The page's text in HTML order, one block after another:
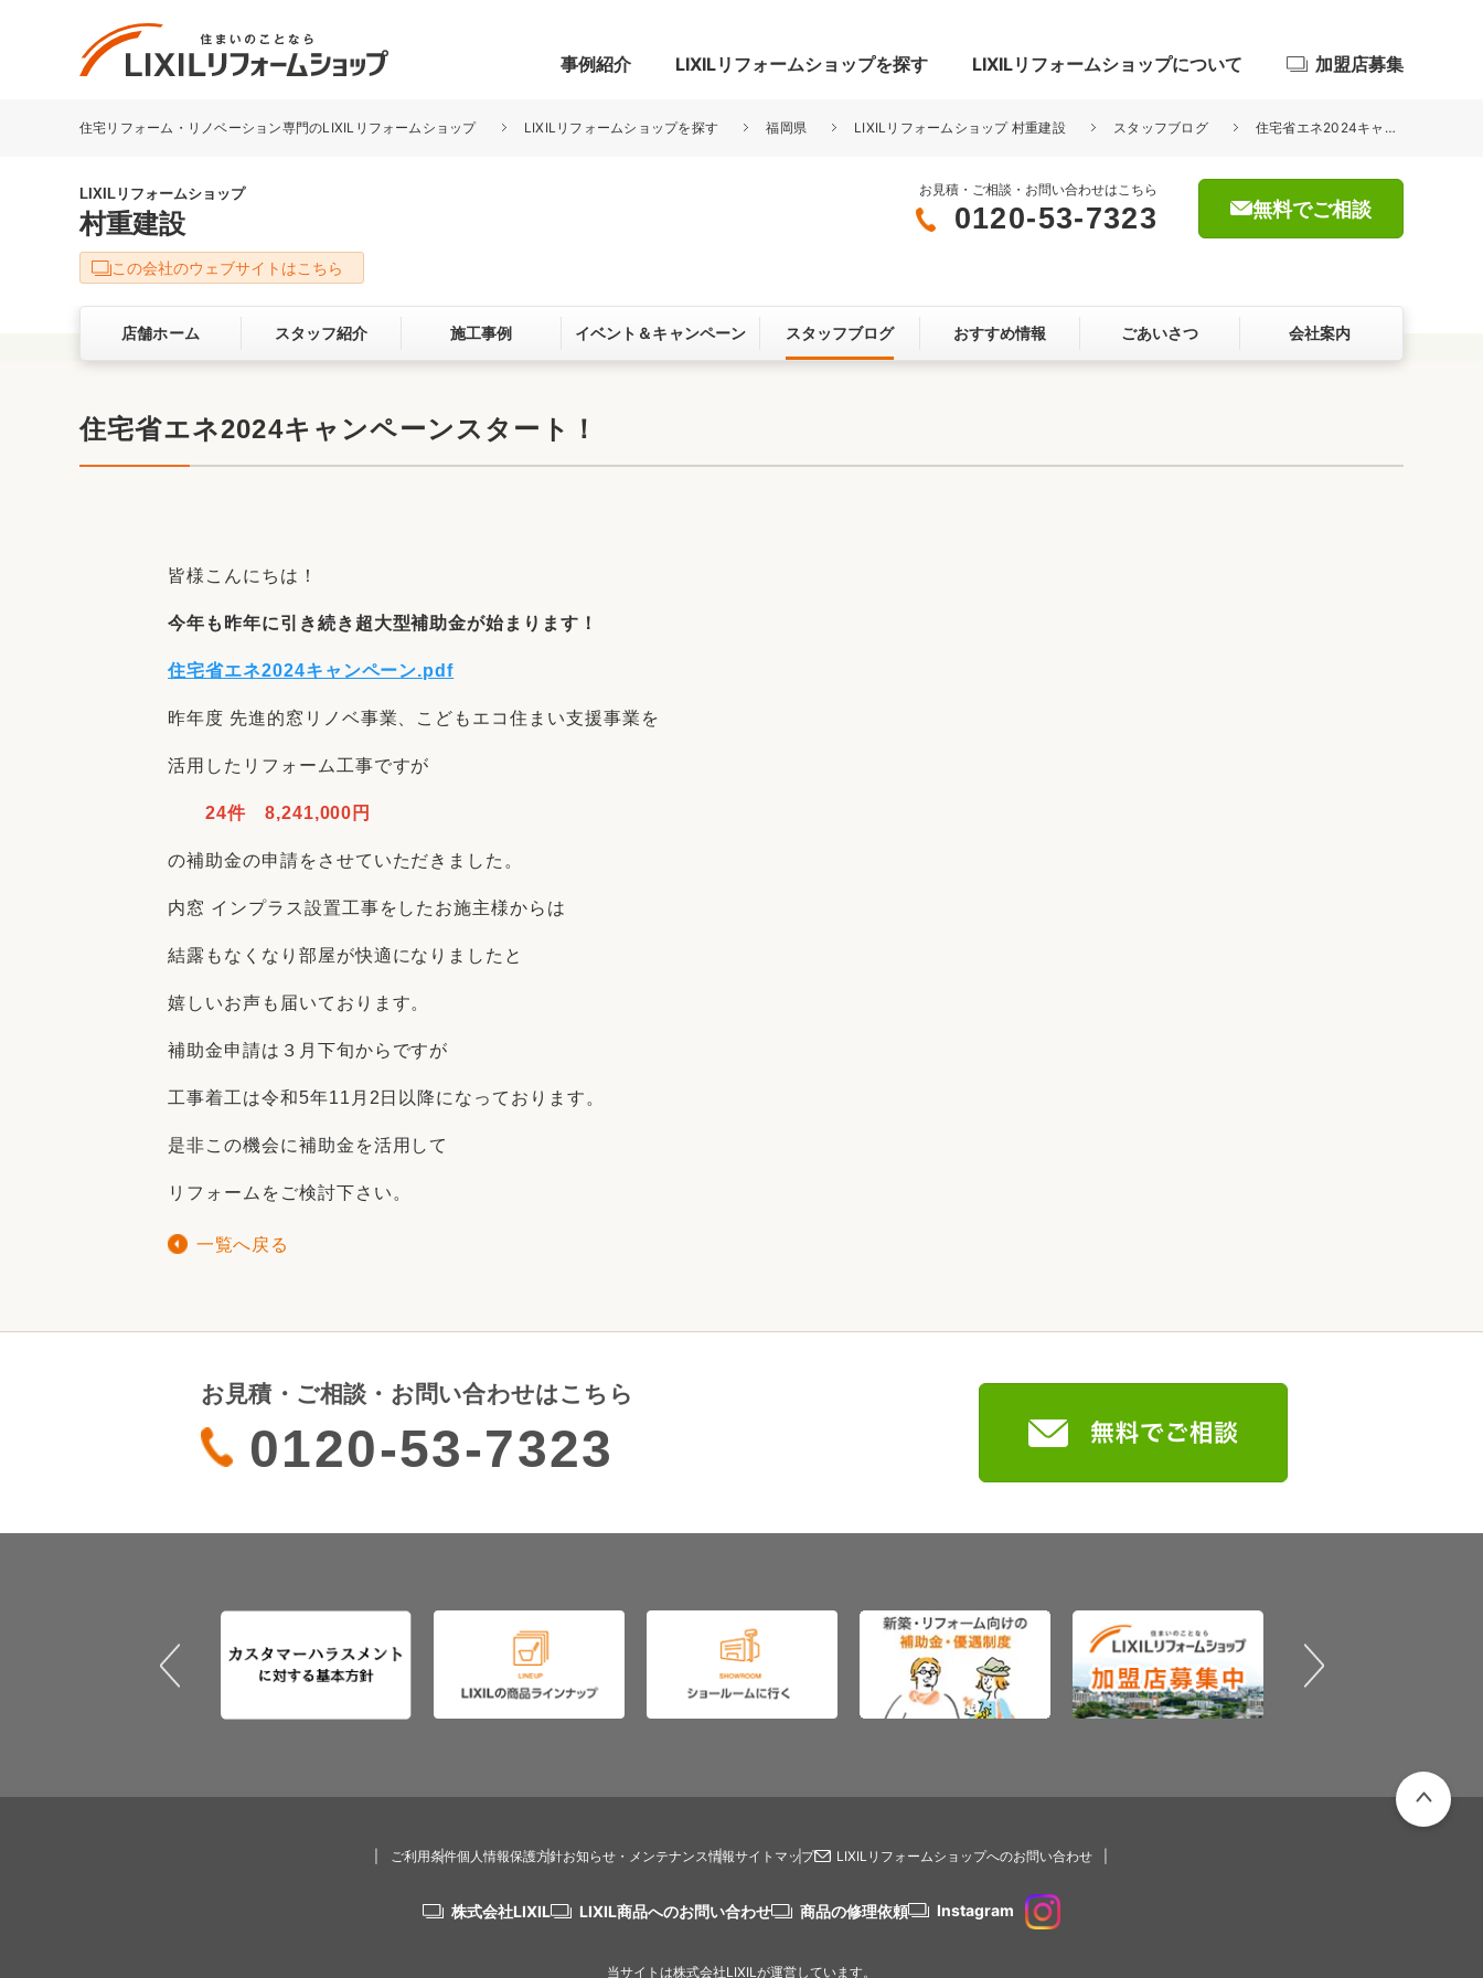
事例紹介
リフォーム事例を探す
キッチン
洗面化粧室 トイレ 玄関まわり 門まわり 屋根・外壁
ベランダ・バルコニー ガーデンスペース カースペース
お客さまの声 3Dシミュレーション
LIXILリフォームショップを探す LIXILリフォームショップについて
LIXILリフォームショップについて
サービス向上・品質改善の取り組み お客さま満足度アンケート
ここちいい暮らしをつくる、価値・性能向上
リフォームコンシェルジュ®
中古物件探しから性能向上リフォームをワン
加盟店募集
住宅リフォーム・リノベーション専門のLIXILリフォームショップ LIXILリフォームショップを探す 福岡県 LIXILリフォームショップ 村重建設 スタッフブログ 住宅省エネ2024キャンペーンスタート！
LIXILリフォームショップ
村重建設
お見積・ご相談・お問い合わせはこちら
0120-53-7323 無料でご相談
この会社のウェブサイトはこちら
店舗ホーム スタッフ紹介 施工事例 イベント＆キャンペーン スタッフブログ おすすめ情報 ごあいさつ 会社案内
住宅省エネ2024キャンペーンスタート！
皆様こんにちは！
今年も昨年に引き続き超大型補助金が始まります！
住宅省エネ2024キャンペーン.pdf
昨年度 先進的窓リノベ事業、こどもエコ住まい支援事業を
活用したリフォーム工事ですが
24件 8,241,000円
の補助金の申請をさせていただきました。
内窓 インプラス設置工事をしたお施主様からは
結露もなくなり部屋が快適になりましたと
嬉しいお声も届いております。
補助金申請は３月下旬からですが
工事着工は令和5年11月2日以降になっております。
是非この機会に補助金を活用して
リフォームをご検討下さい。
一覧へ戻る
お見積・ご相談・お問い合わせはこちら
0120-53-7323
ご利用条件個人情報保護方針お知らせ・メンテナンス情報サイトマップ LIXILリフォームショップへのお問い合わせ
株式会社LIXIL LIXIL商品へのお問い合わせ 商品の修理依頼 Instagram
当サイトは株式会社LIXILが運営しています。